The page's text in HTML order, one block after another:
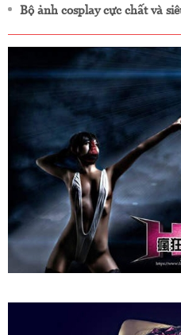
Bộ ảnh cosplay cực chất và